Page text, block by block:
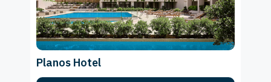
Planos Hotel